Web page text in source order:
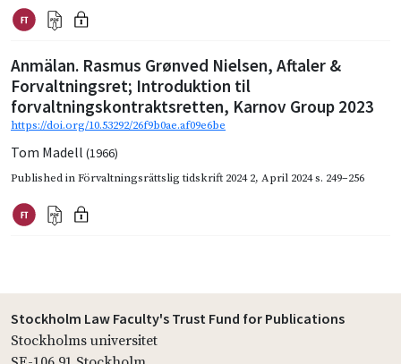
Anmälan. Rasmus Grønved Nielsen, Aftaler &
Forvaltningsret; Introduktion til
forvaltningskontraktsretten, Karnov Group 2023
https://doi.org/10.53292/26f9b0ae.af09e6be
Tom Madell (1966)
Published inFörvaltningsrättslig tidskrift 2024 2, April 2024s. 249–256
Stockholm Law Faculty's Trust Fund for Publications
Stockholms universitet